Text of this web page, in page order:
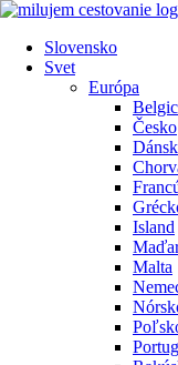
Preskočiť
obsah
Slovensko
Svet
Európa
Česko
Island
Malta